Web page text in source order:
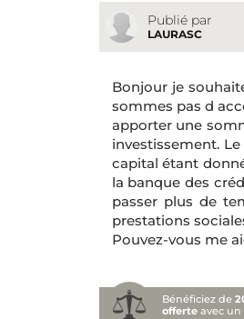
Publié par
LAURASC
Bonjour je
sommes pas d
apporter une
investissement.
capital étant
la banque des
passer plus de
prestations
Pouvez-vous me
Bénéficiez de
offerte avec un